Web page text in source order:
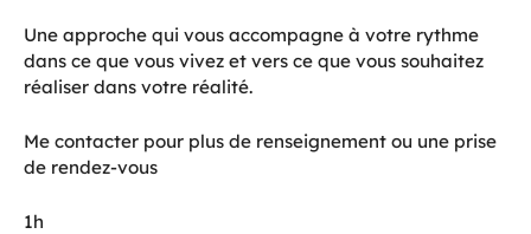
Une approche qui vous accompagne à votre rythme
dans ce que vous vivez et vers ce que vous souhaitez
réaliser dans votre réalité.
Me contacter pour plus de renseignement ou une prise
de rendez-vous
1h